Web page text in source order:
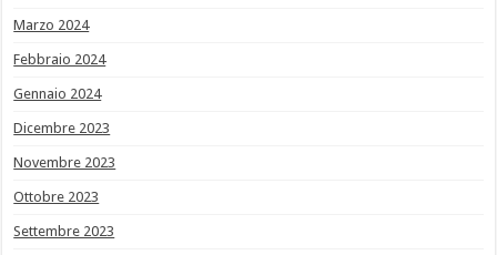
Marzo 2024
Febbraio 2024
Gennaio 2024
Dicembre 2023
Novembre 2023
Ottobre 2023
Settembre 2023